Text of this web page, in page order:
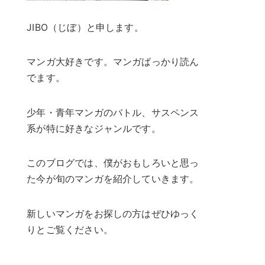
JIBO（じぼ）と申します。
マンガ大好きです。マンガばっかり読ん
でます。
少年・青年マンガのバトル、サスペンス
系が特に好きなジャンルです。
このブログでは、僕がおもしろいと思っ
た今が旬のマンガを紹介していきます。
新しいマンガをお探しの方はぜひゆっく
りとご覧ください。